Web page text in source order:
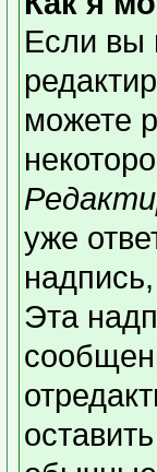
Если вы
можете
уже
Эта